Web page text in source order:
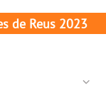
de Reus 2023